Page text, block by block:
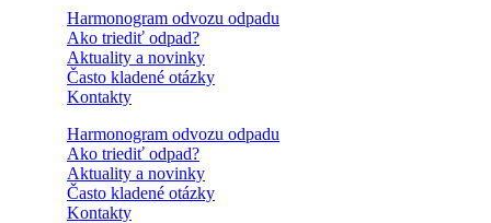
Harmonogram odvozu odpadu
Ako triediť odpad?
Aktuality a novinky
Často kladené otázky
Kontakty
Harmonogram odvozu odpadu
Ako triediť odpad?
Aktuality a novinky
Často kladené otázky
Kontakty